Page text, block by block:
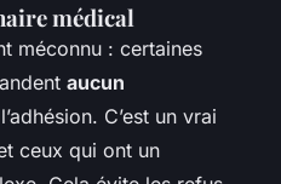
médical
méconnu : certaines
aucun
C’est un vrai
ceux qui ont un